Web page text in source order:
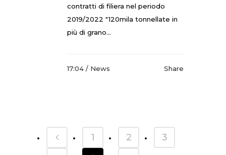
contratti di filiera nel periodo
2019/2022 "120mila tonnellate in
più di grano...
17:04 / News Share
1 2
3